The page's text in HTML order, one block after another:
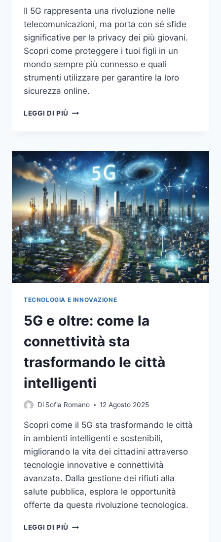
Il 5G rappresenta una rivoluzione nelle
telecomunicazioni, ma porta con sé sfide
significative per la privacy dei più giovani.
Scopri come proteggere i tuoi figli in un
mondo sempre più connesso e quali
strumenti utilizzare per garantire la loro
sicurezza online.
LEGGI DI PIÙ 5G
PROSSIME
RIVOLUZIONI
NELLE
TELECOMUNICAZIONI
TECNOLOGIA E INNOVAZIONE
5G e oltre: come la
connettività sta
trasformando le città
intelligenti
Di Sofia Romano 12 Agosto 2025
Scopri come il 5G sta trasformando le città
in ambienti intelligenti e sostenibili,
migliorando la vita dei cittadini attraverso
tecnologie innovative e connettività
avanzata. Dalla gestione dei rifiuti alla
salute pubblica, esplora le opportunità
offerte da questa rivoluzione tecnologica.
LEGGI DI PIÙ 5G